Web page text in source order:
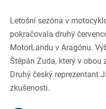
Letošní sezóna v
pokračovala druhý
MotorLandu v Aragónu.
Štěpán Zuda, který v obou
Druhý český reprezentant
zkušenosti.